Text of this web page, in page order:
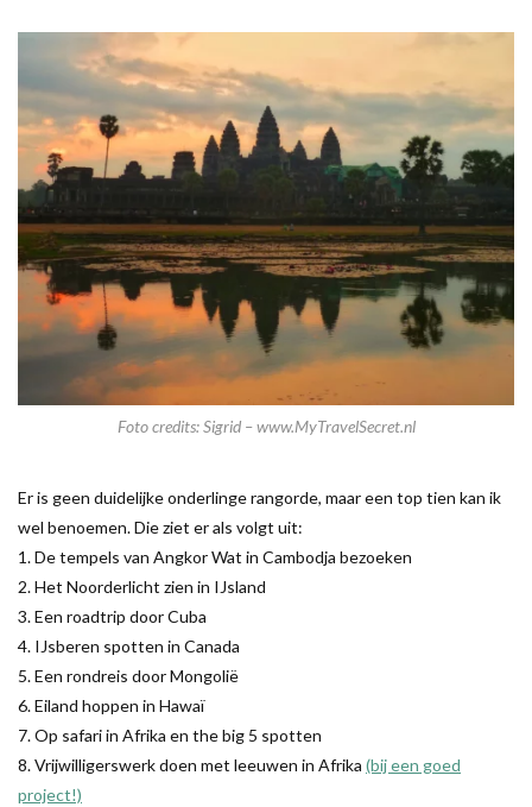
Foto credits: Sigrid – www.MyTravelSecret.nl
Er is geen duidelijke onderlinge rangorde, maar een top tien kan ik
wel benoemen. Die ziet er als volgt uit:
1. De tempels van Angkor Wat in Cambodja bezoeken
2. Het Noorderlicht zien in IJsland
3. Een roadtrip door Cuba
4. IJsberen spotten in Canada
5. Een rondreis door Mongolië
6. Eiland hoppen in Hawaï
7. Op safari in Afrika en the big 5 spotten
8. Vrijwilligerswerk doen met leeuwen in Afrika (bij een goed
project!)